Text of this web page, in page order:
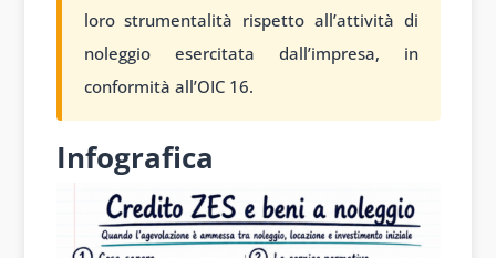
loro strumentalità rispetto all’attività di
noleggio esercitata dall’impresa, in
conformità all’OIC 16.
Infografica